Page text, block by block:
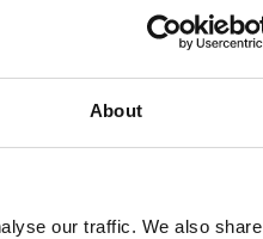
About
our traffic. We also share